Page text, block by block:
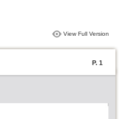
View Full Version
P. 1